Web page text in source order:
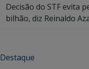
Decisão do STF evita
bilhão, diz Reinaldo
Destaque